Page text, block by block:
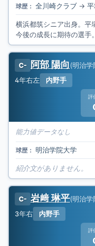
球歴： 全川崎クラブ →
横浜都筑シニア出身。平
今後の成長に期待の選手。
C- 阿部 陽向(明治学
4年右左 内野手
評
能力値データなし
球歴： 明治学院大学
紹介文がありません。
C- 岩﨑 琳平(明治学
3年右 内野手
評